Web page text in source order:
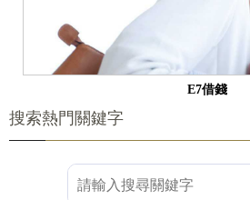
E7借錢
搜索熱門關鍵字